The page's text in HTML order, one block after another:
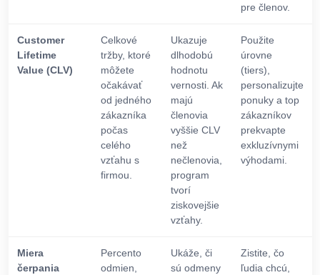
pre členov.
Customer
Lifetime
Value (CLV)
Celkové
tržby, ktoré
môžete
očakávať
od jedného
zákazníka
počas
celého
vzťahu s
firmou.
Ukazuje
dlhodobú
hodnotu
vernosti. Ak
majú
členovia
vyššie CLV
než
nečlenovia,
program
tvorí
ziskovejšie
vzťahy.
Použite
úrovne
(tiers),
personalizujte
ponuky a top
zákazníkov
prekvapte
exkluzívnymi
výhodami.
Miera
čerpania
Percento
odmien,
Ukáže, či
sú odmeny
Zistite, čo
ľudia chcú,